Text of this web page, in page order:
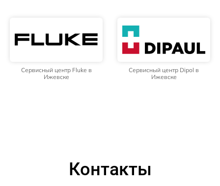
Сервисный центр Fluke в
Ижевске
Сервисный центр Dipol в
Ижевске
Контакты